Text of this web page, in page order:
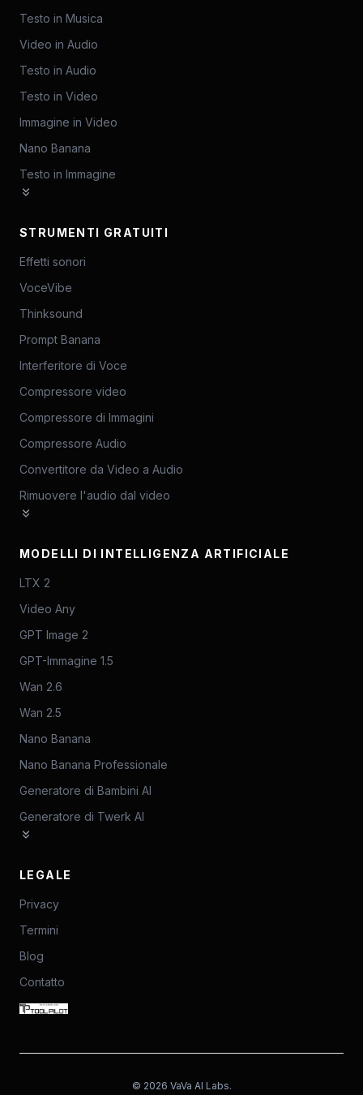
Testo in Musica
Video in Audio
Testo in Audio
Testo in Video
Immagine in Video
Nano Banana
Testo in Immagine
STRUMENTI GRATUITI
Effetti sonori
VoceVibe
Thinksound
Prompt Banana
Interferitore di Voce
Compressore video
Compressore di Immagini
Compressore Audio
Convertitore da Video a Audio
Rimuovere l'audio dal video
MODELLI DI INTELLIGENZA ARTIFICIALE
LTX 2
Video Any
GPT Image 2
GPT-Immagine 1.5
Wan 2.6
Wan 2.5
Nano Banana
Nano Banana Professionale
Generatore di Bambini AI
Generatore di Twerk AI
LEGALE
Privacy
Termini
Blog
Contatto
© 2026 VaVa AI Labs.